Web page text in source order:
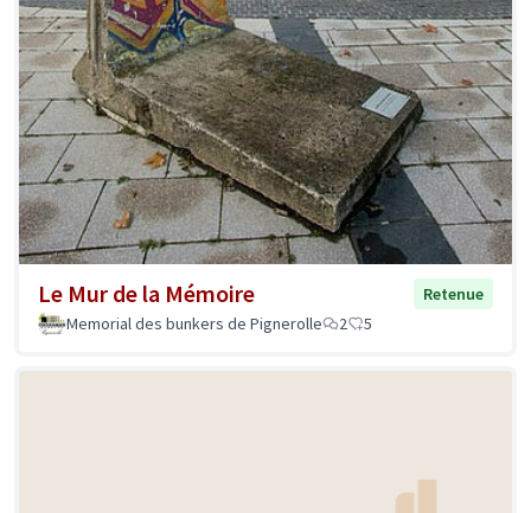
Le Mur de la Mémoire
Retenue
Memorial des bunkers de Pignerolle
2 5